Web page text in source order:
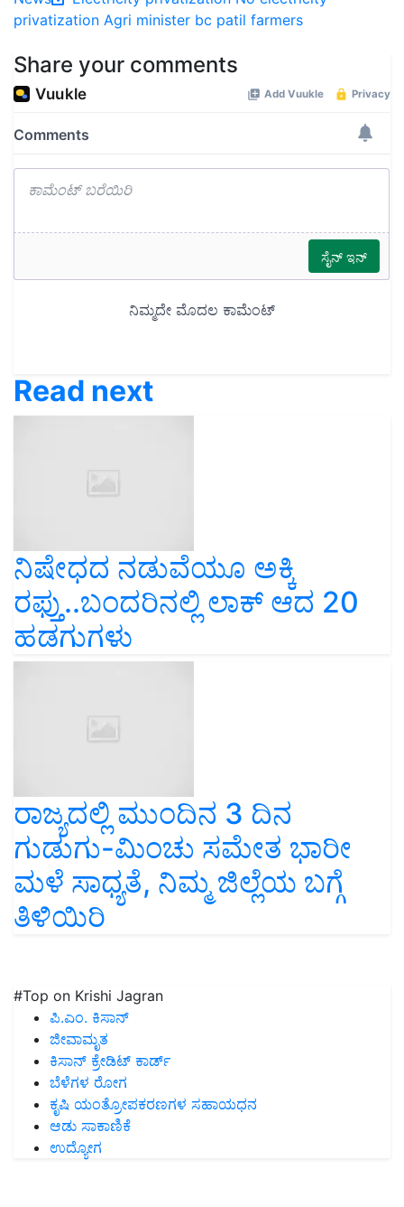
privatization Agri minister bc patil farmers
Share your comments
Read next
ನಿಷೇಧದ ನಡುವೆಯೂ ಅಕ್ಕಿ
ರಫ್ತು..ಬಂದರಿನಲ್ಲಿ ಲಾಕ್‌ ಆದ 20
ಹಡಗುಗಳು
ರಾಜ್ಯದಲ್ಲಿ ಮುಂದಿನ 3 ದಿನ
ಗುಡುಗು-ಮಿಂಚು ಸಮೇತ ಭಾರೀ
ಮಳೆ ಸಾಧ್ಯತೆ, ನಿಮ್ಮ ಜಿಲ್ಲೆಯ ಬಗ್ಗೆ
ತಿಳಿಯಿರಿ
#Top on Krishi Jagran
ಪಿ.ಎಂ. ಕಿಸಾನ್
ಜೀವಾಮೃತ
ಕಿಸಾನ್ ಕ್ರೇಡಿಟ್ ಕಾರ್ಡ್
ಬೆಳೆಗಳ ರೋಗ
ಕೃಷಿ ಯಂತ್ರೋಪಕರಣಗಳ ಸಹಾಯಧನ
ಆಡು ಸಾಕಾಣಿಕೆ
ಉದ್ಯೋಗ